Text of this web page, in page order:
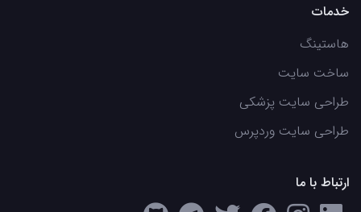
خدمات
هاستینگ
ساخت سایت
طراحی سایت پزشکی
طراحی سایت وردپرس
ارتباط با ما